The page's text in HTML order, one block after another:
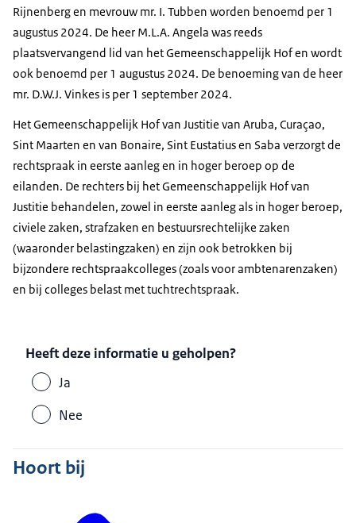
Rijnenberg en mevrouw mr. I. Tubben worden benoemd per 1
augustus 2024. De heer M.L.A. Angela was reeds
plaatsvervangend lid van het Gemeenschappelijk Hof en wordt
ook benoemd per 1 augustus 2024. De benoeming van de heer
mr. D.W.J. Vinkes is per 1 september 2024.
Het Gemeenschappelijk Hof van Justitie van Aruba, Curaçao,
Sint Maarten en van Bonaire, Sint Eustatius en Saba verzorgt de
rechtspraak in eerste aanleg en in hoger beroep op de
eilanden. De rechters bij het Gemeenschappelijk Hof van
Justitie behandelen, zowel in eerste aanleg als in hoger beroep,
civiele zaken, strafzaken en bestuursrechtelijke zaken
(waaronder belastingzaken) en zijn ook betrokken bij
bijzondere rechtspraakcolleges (zoals voor ambtenarenzaken)
en bij colleges belast met tuchtrechtspraak.
Heeft deze informatie u geholpen?
Ja
Nee
Hoort bij